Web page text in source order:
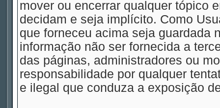
mover ou encerrar qualquer tópico
decidam e seja implícito. Como
que forneceu acima seja guardada
informação não ser fornecida a
das páginas, administradores ou
responsabilidade por qualquer
e ilegal que conduza a exposição